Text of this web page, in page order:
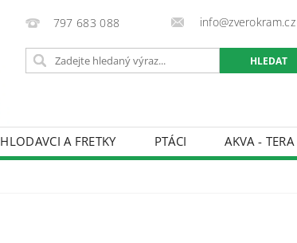
797 683 088 info@zverokram.cz
HLODAVCI A FRETKY PTÁCI AKVA - TERA